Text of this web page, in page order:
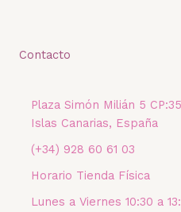
Contacto
Plaza Simón Milián 5
Islas Canarias, España
(+34) 928 60 61 03
Horario Tienda Física
Lunes a Viernes 10:30 a